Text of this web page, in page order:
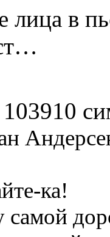
лица в
ка!
самой